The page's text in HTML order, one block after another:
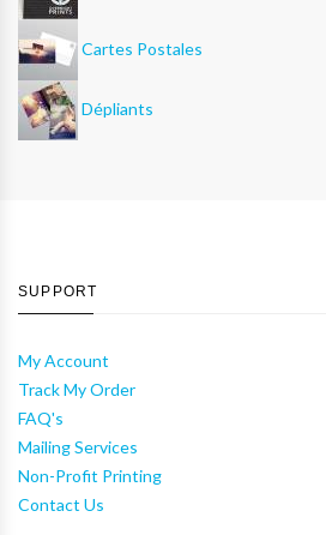
Cartes Postales
Dépliants
SUPPORT
My Account
Track My Order
FAQ's
Mailing Services
Non-Profit Printing
Contact Us